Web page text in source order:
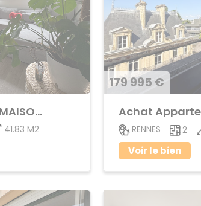
Achat Appartement MAISON BLANCHE
41.83 M2
179 995 €
RENNES 2
Voir le bien